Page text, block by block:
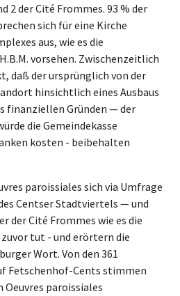
2 der Cité Frommes. 93 % der
sich für eine Kirche
aus, wie es die
vorsehen. Zwischenzeitlich
daß der ursprünglich von der
hinsichtlich eines Ausbaus
finanziellen Gründen — der
die Gemeindekasse
kosten - beibehalten
paroissiales sich via Umfrage
Centser Stadtviertels — und
der Cité Frommes wie es die
zuvor tut - und erörtern die
Wort. Von den 361
Fetschenhof-Cents stimmen
Oeuvres paroissiales